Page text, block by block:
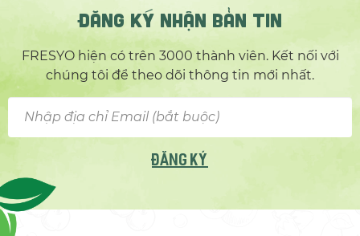
ĐĂNG KÝ NHẬN BẢN TIN
FRESYO hiện có trên 3000 thành viên. Kết nối với
chúng tôi để theo dõi thông tin mới nhất.
ĐĂNG KÝ